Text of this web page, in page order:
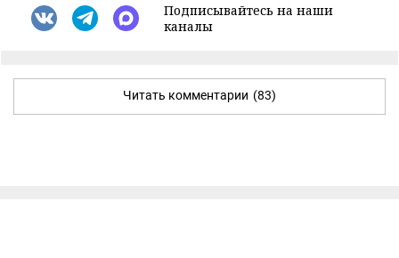
Подписывайтесь на наши
каналы
Читать комментарии (83)